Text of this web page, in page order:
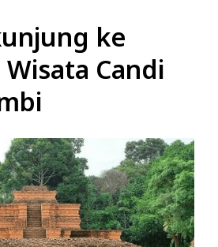
ke
Candi